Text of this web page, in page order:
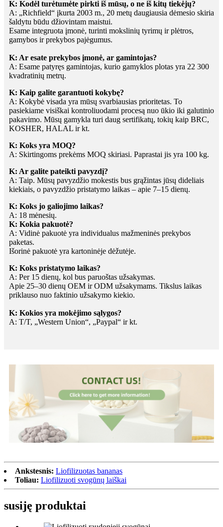
K: Kodėl turėtumėte pirkti iš mūsų, o ne iš kitų tiekėjų?
A: „Richfield“ įkurta 2003 m., 20 metų daugiausia dėmesio skiria
šaldytu būdu džiovintam maistui.
Esame integruota įmonė, turinti mokslinių tyrimų ir plėtros,
gamybos ir prekybos pajėgumus.
K: Ar esate prekybos įmonė, ar gamintojas?
A: Esame patyręs gamintojas, kurio gamyklos plotas yra 22 300
kvadratinių metrų.
K: Kaip galite garantuoti kokybę?
A: Kokybė visada yra mūsų svarbiausias prioritetas. To
pasiekiame visiškai kontroliuodami procesą nuo ūkio iki galutinio
pakavimo. Mūsų gamykla turi daug sertifikatų, tokių kaip BRC,
KOSHER, HALAL ir kt.
K: Koks yra MOQ?
A: Skirtingoms prekėms MOQ skiriasi. Paprastai jis yra 100 kg.
K: Ar galite pateikti pavyzdį?
A: Taip. Mūsų pavyzdžio mokestis bus grąžintas jūsų dideliais
kiekiais, o pavyzdžio pristatymo laikas – apie 7–15 dienų.
K: Koks jo galiojimo laikas?
A: 18 mėnesių.
K: Kokia pakuotė?
A: Vidinė pakuotė yra individualus mažmeninės prekybos
paketas.
Išorinė pakuotė yra kartoninėje dėžutėje.
K: Koks pristatymo laikas?
A: Per 15 dienų, kol bus paruoštas užsakymas.
Apie 25–30 dienų OEM ir ODM užsakymams. Tikslus laikas
priklauso nuo faktinio užsakymo kiekio.
K: Kokios yra mokėjimo sąlygos?
A: T/T, „Western Union“, „Paypal“ ir kt.
Ankstesnis: Liofilizuotas bananas
Toliau: Liofilizuoti svogūnų laiškai
susiję produktai